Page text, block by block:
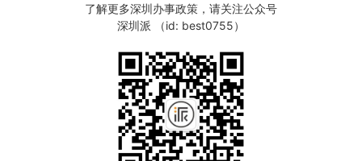
了解更多深圳办事政策，请关注公众号
深圳派 （id: best0755）